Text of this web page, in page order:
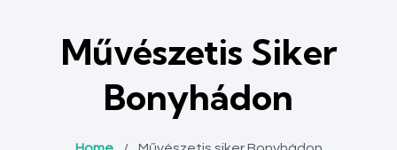
Művészetis Siker
Bonyhádon